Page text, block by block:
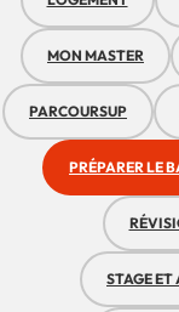
MON MASTER
PARCOURSUP
PRÉPARER LE
STAGE